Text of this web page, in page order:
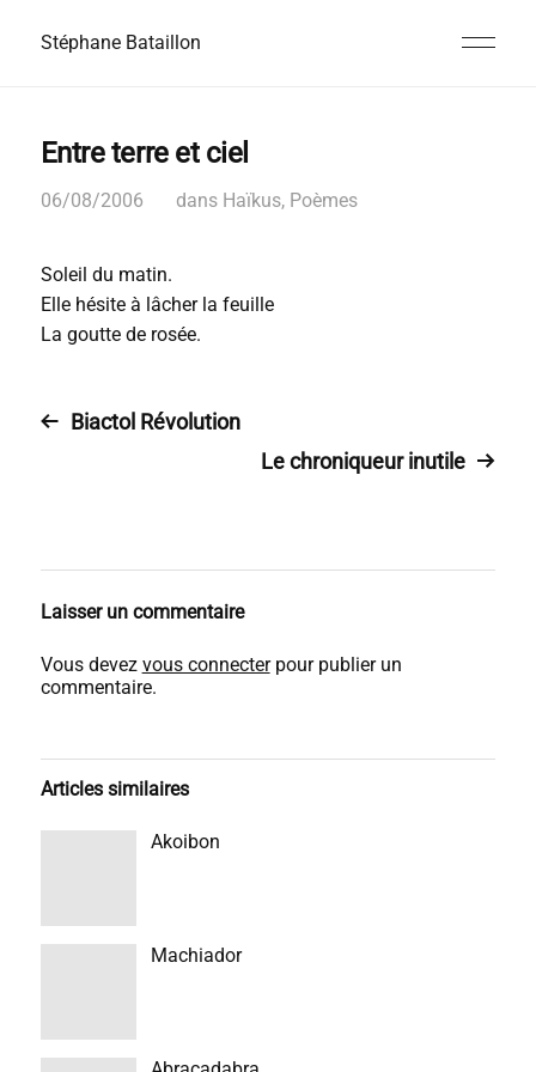
Stéphane Bataillon
Entre terre et ciel
06/08/2006 dans Haïkus, Poèmes
Soleil du matin.
Elle hésite à lâcher la feuille
La goutte de rosée.
Biactol Révolution
Le chroniqueur inutile
Laisser un commentaire
Vous devez vous connecterpour publier un
commentaire.
Articles similaires
Akoibon
Machiador